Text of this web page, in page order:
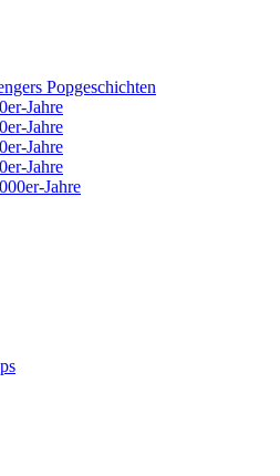
Popgeschichten
Jahre
Jahre
Jahre
Jahre
Jahre